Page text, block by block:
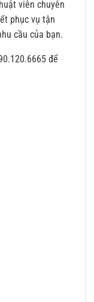
viên chuyên
phục vụ tận
cầu của bạn.
để